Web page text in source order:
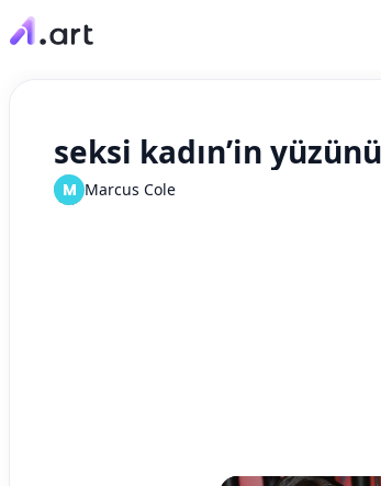
seksi kadın’in
M Marcus Cole